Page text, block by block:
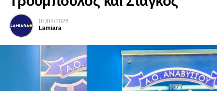
01/08/2026
Lamiara